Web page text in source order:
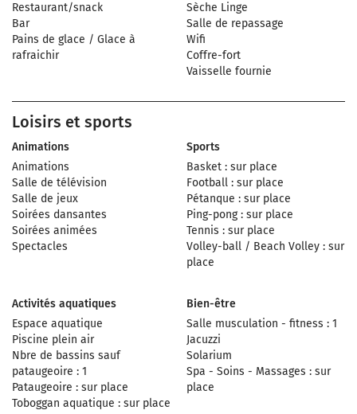
Restaurant/snack
Bar
Pains de glace / Glace à
rafraichir
Sèche Linge
Salle de repassage
Wifi
Coffre-fort
Vaisselle fournie
Loisirs et sports
Animations
Animations
Salle de télévision
Salle de jeux
Soirées dansantes
Soirées animées
Spectacles
Sports
Basket : sur place
Football : sur place
Pétanque : sur place
Ping-pong : sur place
Tennis : sur place
Volley-ball / Beach Volley : sur
place
Activités aquatiques
Espace aquatique
Piscine plein air
Nbre de bassins sauf
pataugeoire : 1
Pataugeoire : sur place
Toboggan aquatique : sur place
Bien-être
Salle musculation - fitness : 1
Jacuzzi
Solarium
Spa - Soins - Massages : sur
place